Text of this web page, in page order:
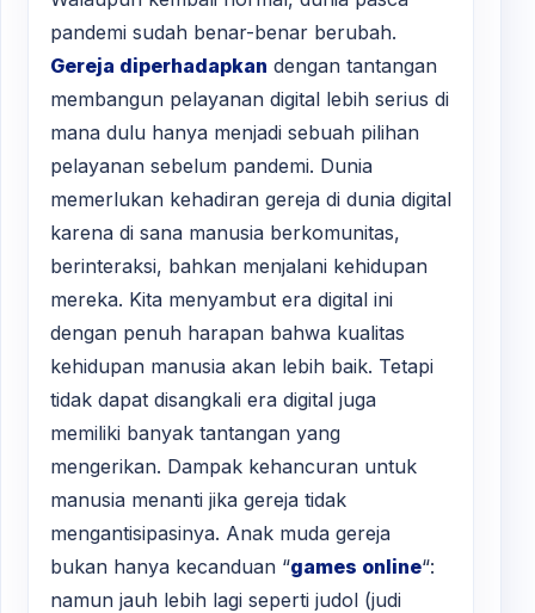
pandemi sudah benar-benar berubah.
Gereja diperhadapkan dengan tantangan
membangun pelayanan digital lebih serius di
mana dulu hanya menjadi sebuah pilihan
pelayanan sebelum pandemi. Dunia
memerlukan kehadiran gereja di dunia digital
karena di sana manusia berkomunitas,
berinteraksi, bahkan menjalani kehidupan
mereka. Kita menyambut era digital ini
dengan penuh harapan bahwa kualitas
kehidupan manusia akan lebih baik. Tetapi
tidak dapat disangkali era digital juga
memiliki banyak tantangan yang
mengerikan. Dampak kehancuran untuk
manusia menanti jika gereja tidak
mengantisipasinya. Anak muda gereja
bukan hanya kecanduan “games online“:
namun jauh lebih lagi seperti judol (judi